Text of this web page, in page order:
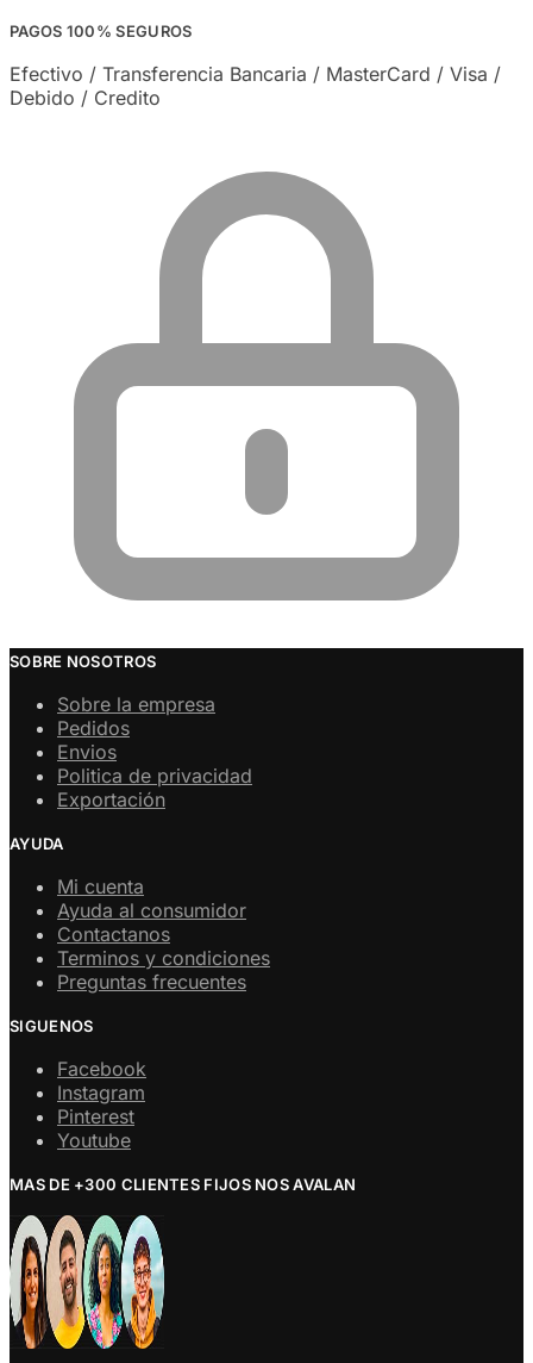
PAGOS 100% SEGUROS
Efectivo / Transferencia Bancaria / MasterCard / Visa /
Debido / Credito
SOBRE NOSOTROS
Sobre la empresa
Pedidos
Envios
Politica de privacidad
Exportación
AYUDA
Mi cuenta
Ayuda al consumidor
Contactanos
Terminos y condiciones
Preguntas frecuentes
SIGUENOS
Facebook
Instagram
Pinterest
Youtube
MAS DE +300 CLIENTES FIJOS NOS AVALAN